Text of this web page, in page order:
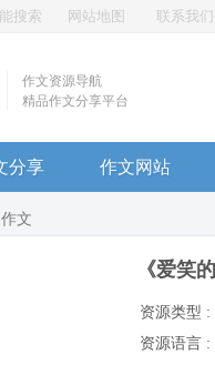
搜索 网站地图 联系我们
作文资源导航
精品作文分享平台
分享 作文网站
文
《爱笑
资源类型 :
资源语言 :